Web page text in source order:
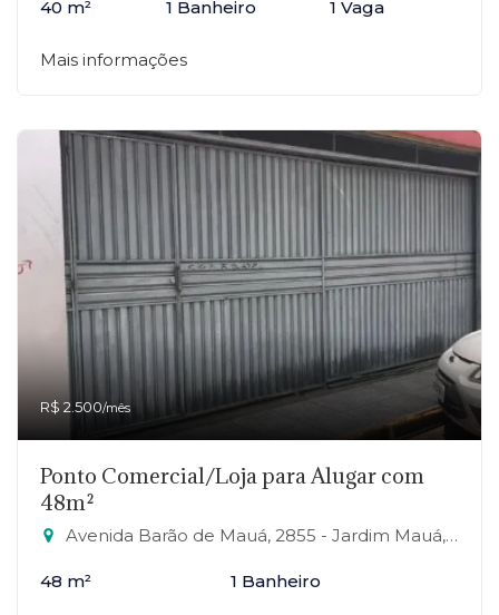
40 m² 1 Banheiro 1 Vaga
Mais informações
R$ 2.500/mês
Ponto Comercial/Loja para Alugar com
48m²
Avenida Barão de Mauá, 2855 - Jardim Mauá, Mauá-SP
48 m² 1 Banheiro